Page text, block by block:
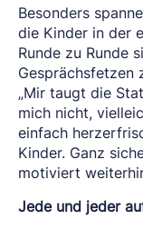
Besonders
die Kinder in der
Runde zu Runde
Gesprächsfetzen
„Mir taugt die
mich nicht,
einfach
Kinder. Ganz
motiviert
Jede und jeder